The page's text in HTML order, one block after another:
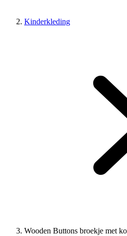
Kinderkleding
Wooden Buttons broekje met